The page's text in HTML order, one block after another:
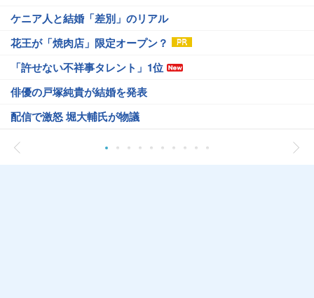
ケニア人と結婚「差別」のリアル
花王が「焼肉店」限定オープン？
「許せない不祥事タレント」1位
俳優の戸塚純貴が結婚を発表
配信で激怒 堀大輔氏が物議